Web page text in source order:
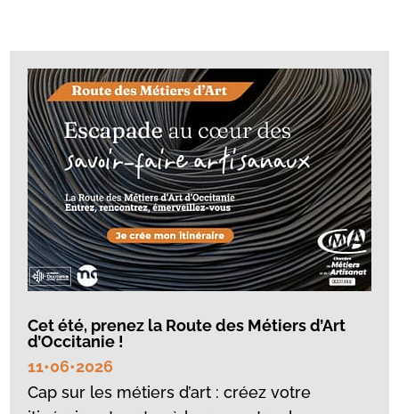
Cet été, prenez la Route des Métiers d’Art
d’Occitanie !
11•06•2026
Cap sur les métiers d’art : créez votre